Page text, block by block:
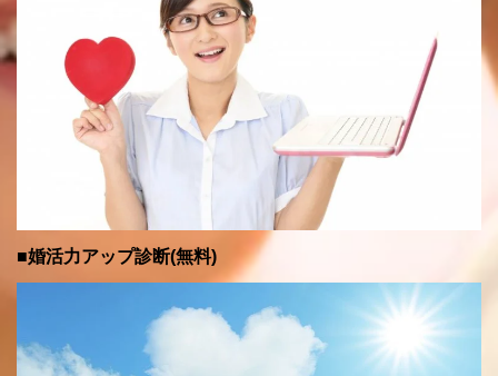
■婚活力アップ診断(無料)